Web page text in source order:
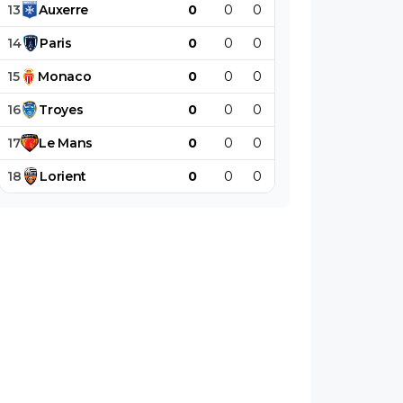
13 Auxerre 0 0 0
14 Paris 0 0 0
15 Monaco 0 0 0
16 Troyes 0 0 0
17 Le Mans 0 0 0
18 Lorient 0 0 0